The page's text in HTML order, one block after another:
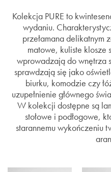
Kolekcja PURE to
wydaniu.
przełamana delikatnym
matowe, kuliste klosze
wprowadzają do wnętrza
sprawdzają się jako
biurku, komodzie czy
uzupełnienie głównego
W kolekcji dostępne są
stołowe i podłogowe,
starannemu wykończeniu